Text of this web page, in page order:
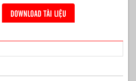
DOWNLOAD TÀI LIỆU